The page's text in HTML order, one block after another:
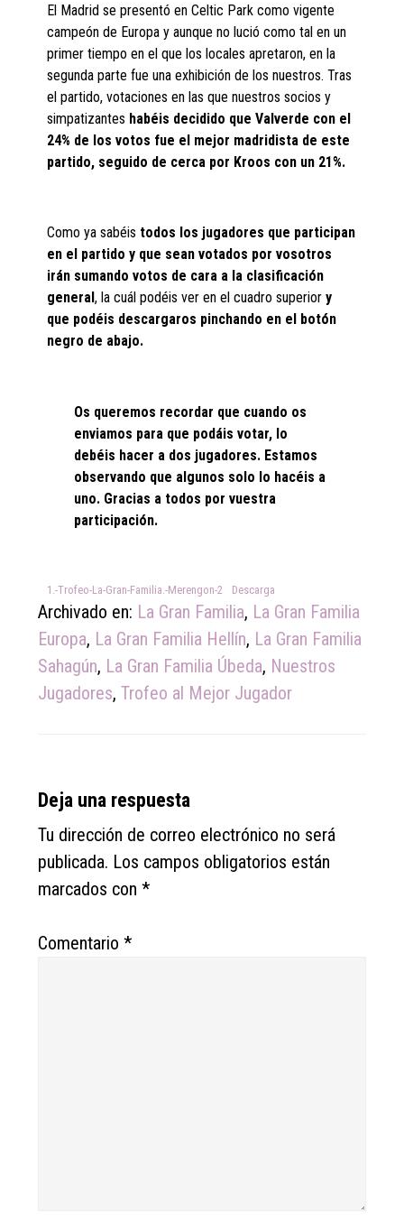
El Madrid se presentó en Celtic Park como vigente
campeón de Europa y aunque no lució como tal en un
primer tiempo en el que los locales apretaron, en la
segunda parte fue una exhibición de los nuestros. Tras
el partido, votaciones en las que nuestros socios y
simpatizantes habéis decidido que Valverde con el
24% de los votos fue el mejor madridista de este
partido, seguido de cerca por Kroos con un 21%.
Como ya sabéis todos los jugadores que participan
en el partido y que sean votados por vosotros
irán sumando votos de cara a la clasificación
general, la cuál podéis ver en el cuadro superiory
que podéis descargaros pinchando en el botón
negro de abajo.
Os queremos recordar que cuando os
enviamos para que podáis votar, lo
debéis hacer a dos jugadores. Estamos
observando que algunos solo lo hacéis a
uno. Gracias a todos por vuestra
participación.
1.-Trofeo-La-Gran-Familia.-Merengon-2 Descarga
Archivado en: La Gran Familia, La Gran Familia
Europa, La Gran Familia Hellín, La Gran Familia
Sahagún, La Gran Familia Úbeda, Nuestros
Jugadores,Trofeo al Mejor Jugador
Reader
Interactions
Deja una respuesta
Tu dirección de correo electrónico no será
publicada. Los campos obligatorios están
marcados con*
Comentario*